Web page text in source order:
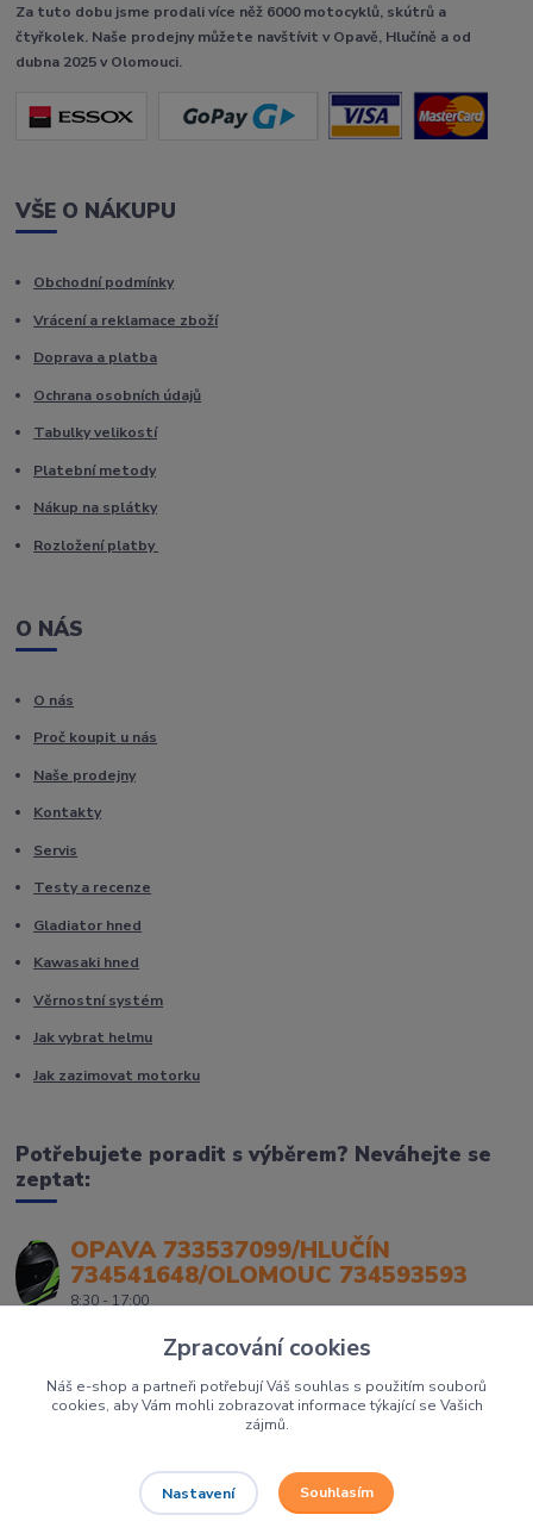
Za tuto dobu jsme prodali více něž 6000 motocyklů, skútrů a
čtyřkolek. Naše prodejny můžete navštívit v Opavě, Hlučíně a od
dubna 2025 v Olomouci.
VŠE O NÁKUPU
Obchodní podmínky
Vrácení a reklamace zboží
Doprava a platba
Ochrana osobních údajů
Tabulky velikostí
Platební metody
Nákup na splátky
Rozložení platby
O NÁS
O nás
Proč koupit u nás
Naše prodejny
Kontakty
Servis
Testy a recenze
Gladiator hned
Kawasaki hned
Věrnostní systém
Jak vybrat helmu
Jak zazimovat motorku
Potřebujete poradit s výběrem? Neváhejte se
zeptat:
OPAVA 733537099/HLUČÍN
734541648/OLOMOUC 734593593
8:30 - 17:00
Největší prodejce motorek, čtyřkolek a skútrů na Severní Moravě to je
Zpracování cookies
Náš e-shop a partneři potřebují Váš souhlas s použitím souborů
cookies, aby Vám mohli zobrazovat informace týkající se Vašich
zájmů.
Nastavení Souhlasím